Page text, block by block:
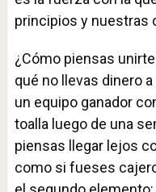
principios y nuestras
¿Cómo piensas
qué no llevas dinero
un equipo ganador
toalla luego de una
piensas llegar lejos
como si fueses